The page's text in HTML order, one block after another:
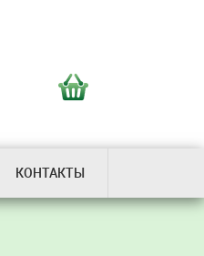
КОНТАКТЫ